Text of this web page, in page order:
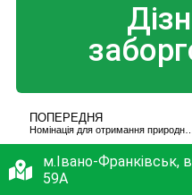
ПОПЕРЕДНЯ
м.Івано-Франківськ,
59А